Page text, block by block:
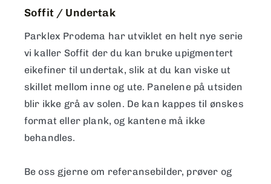
Soffit / Undertak
Parklex Prodema har utviklet en helt nye serie
vi kaller Soffit der du kan bruke upigmentert
eikefiner til undertak, slik at du kan viske ut
skillet mellom inne og ute. Panelene på utsiden
blir ikke grå av solen. De kan kappes til ønskes
format eller plank, og kantene må ikke
behandles.
Be oss gjerne om referansebilder, prøver og